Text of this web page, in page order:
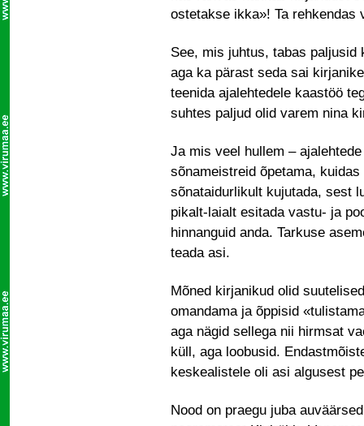
ostetakse ikka»! Ta rehkendas
See, mis juhtus, tabas
aga ka pärast seda sai
teenida ajalehtedele kaastöö
suhtes paljud olid varem nina
Ja mis veel hullem –
sõnameistreid õpetama,
sõnataidurlikult kujutada, sest
pikalt-laialt esitada vastu- ja
hinnanguid anda. Tarkuse
teada asi.
Mõned kirjanikud olid
omandama ja õppisid
aga nägid sellega nii hirmsat
küll, aga loobusid.
keskealistele oli asi algusest
Nood on praegu juba